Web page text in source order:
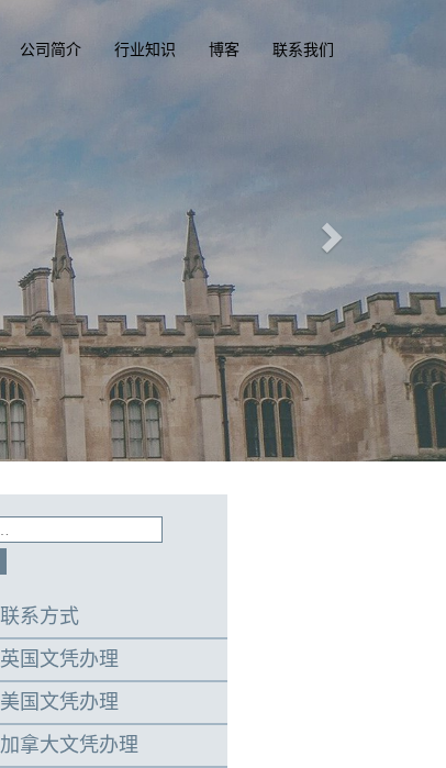
公司简介 行业知识 博客 联系我们
联系方式
英国文凭办理
美国文凭办理
加拿大文凭办理